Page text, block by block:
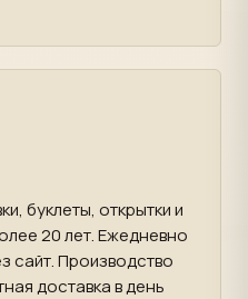
буклеты, открытки и
20 лет. Ежедневно
сайт. Производство
доставка в день